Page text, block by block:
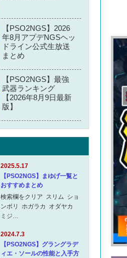
【PSO2NGS】2026
年8月アプデNGSヘッ
ドライン公式生放送
まとめ
【PSO2NGS】最強
武器ランキング
【2026年8月9日最新
版】
2025.5.17
【PSO2NGS】まゆげ一覧と
おすすめまとめ
検索欄をクリア スリム ショ
ンボリ ホガラカ オダヤカ
ミジ…
2024.7.3
【PSO2NGS】グラングラデ
ィエ・ソールの性能と入手方